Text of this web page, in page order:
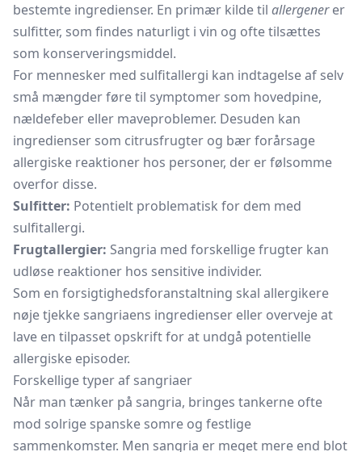
bestemte ingredienser. En primær kilde til allergenerer
sulfitter, som findes naturligt i vin og ofte tilsættes
som konserveringsmiddel.
For mennesker med sulfitallergi kan indtagelse af selv
små mængder føre til symptomer som hovedpine,
nældefeber eller maveproblemer. Desuden kan
ingredienser som citrusfrugter og bær forårsage
allergiske reaktioner hos personer, der er følsomme
overfor disse.
Sulfitter: Potentielt problematisk for dem med
sulfitallergi.
Frugtallergier: Sangria med forskellige frugter kan
udløse reaktioner hos sensitive individer.
Som en forsigtighedsforanstaltning skal allergikere
nøje tjekke sangriaens ingredienser eller overveje at
lave en tilpasset opskrift for at undgå potentielle
allergiske episoder.
Forskellige typer af sangriaer
Når man tænker på sangria, bringes tankerne ofte
mod solrige spanske somre og festlige
sammenkomster. Men sangria er meget mere end blot